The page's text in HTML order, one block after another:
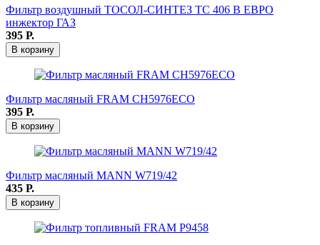
Фильтр воздушный ТОСОЛ-СИНТЕЗ ТС 406 В ЕВРО
инжектор ГАЗ
395 Р.
В корзину
Фильтр масляный FRAM СН5976ЕСО
395 Р.
В корзину
Фильтр масляный MANN W719/42
435 Р.
В корзину